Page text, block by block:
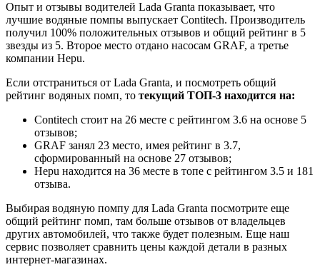
Опыт и отзывы водителей Lada Granta показывает, что
лучшие водяные помпы выпускает Contitech. Производитель
получил 100% положительных отзывов и общий рейтинг в 5
звезды из 5. Второе место отдано насосам GRAF, а третье
компании Hepu.
Если отстраниться от Lada Granta, и посмотреть общий
рейтинг водяных помп, то текущий ТОП-3 находится на:
Contitech стоит на 26 месте с рейтингом 3.6 на основе 5
отзывов;
GRAF занял 23 место, имея рейтинг в 3.7,
сформированный на основе 27 отзывов;
Hepu находится на 36 месте в топе с рейтингом 3.5 и 181
отзыва.
Выбирая водяную помпу для Lada Granta посмотрите еще
общий рейтинг помп, там больше отзывов от владельцев
других автомобилей, что также будет полезным. Еще наш
сервис позволяет сравнить цены каждой детали в разных
интернет-магазинах.